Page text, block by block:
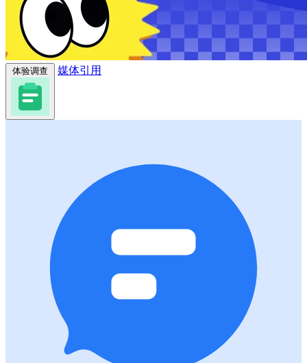
体验调查 媒体引用